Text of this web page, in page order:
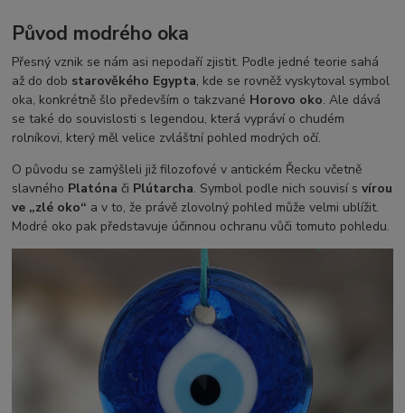
Původ modrého oka
Přesný vznik se nám asi nepodaří zjistit. Podle jedné teorie sahá
až do dob starověkého Egypta, kde se rovněž vyskytoval symbol
oka, konkrétně šlo především o takzvané Horovo oko. Ale dává
se také do souvislosti s legendou, která vypráví o chudém
rolníkovi, který měl velice zvláštní pohled modrých očí.
O původu se zamýšleli již filozofové v antickém Řecku včetně
slavného Platóna či Plútarcha. Symbol podle nich souvisí svírou
ve „zlé oko“ a v to, že právě zlovolný pohled může velmi ublížit.
Modré oko pak představuje účinnou ochranu vůči tomuto pohledu.